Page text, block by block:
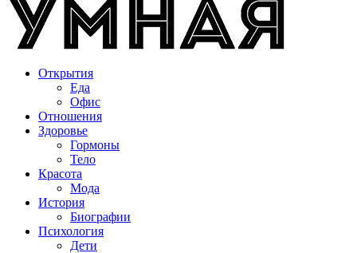
Открытия
Еда
Офис
Отношения
Здоровье
Гормоны
Тело
Красота
Мода
История
Биографии
Психология
Дети